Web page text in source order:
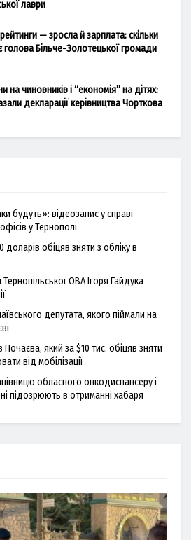
лаври
— зросла й зарплата: скільки
голова Більче-Золотецької громади
на чиновників і “економія” на дітях:
декларації керівництва Чорткова
будуть»: відеозапис у справі
у Тернополі
обіцяв зняти з обліку в
ОВА Ігоря Гайдука
депутата, якого піймали на
який за $10 тис. обіцяв зняти
від мобілізації
обласного онкодиспансеру і
підозрюють в отриманні хабаря